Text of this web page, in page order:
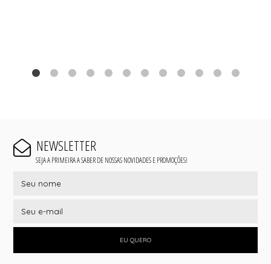
NEWSLETTER
SEJA A PRIMEIRA A SABER DE NOSSAS NOVIDADES E PROMOÇÕES!
EU QUERO